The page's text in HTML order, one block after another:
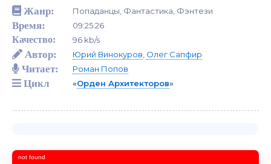
Жанр: Попаданцы, Фантастика, Фэнтези
Время:
09:25:26
Качество:
96 kb/s
Автор: Юрий Винокуров Олег Сапфир
Читает: Роман Попов
Цикл «Орден Архитекторов»
not found